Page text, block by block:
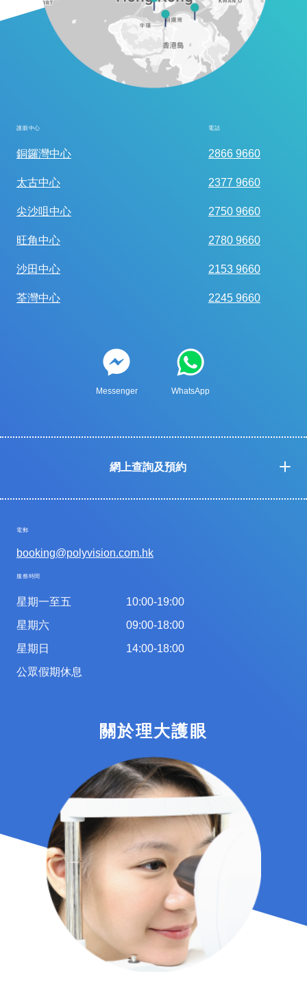
護眼中心 電話
銅鑼灣中心 2866 9660
太古中心 2377 9660
尖沙咀中心 2750 9660
旺角中心 2780 9660
沙田中心 2153 9660
荃灣中心 2245 9660
Messenger WhatsApp
網上查詢及預約
電郵
booking@polyvision.com.hk
服務時間
星期一至五
星期六
星期日
公眾假期休息
10:00-19:00
09:00-18:00
14:00-18:00
關於理大護眼